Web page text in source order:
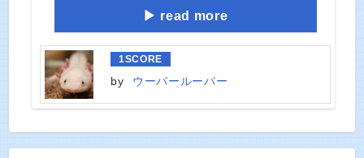
read more
1SCORE
by ウーパールーパー